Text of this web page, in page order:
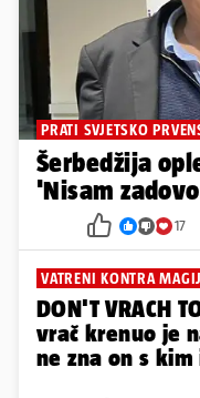
PRATI SVJETSKO
Šerbedžija
'Nisam
17
VATRENI KONTRA
DON'T VRACH
vrač krenuo je
ne zna on s